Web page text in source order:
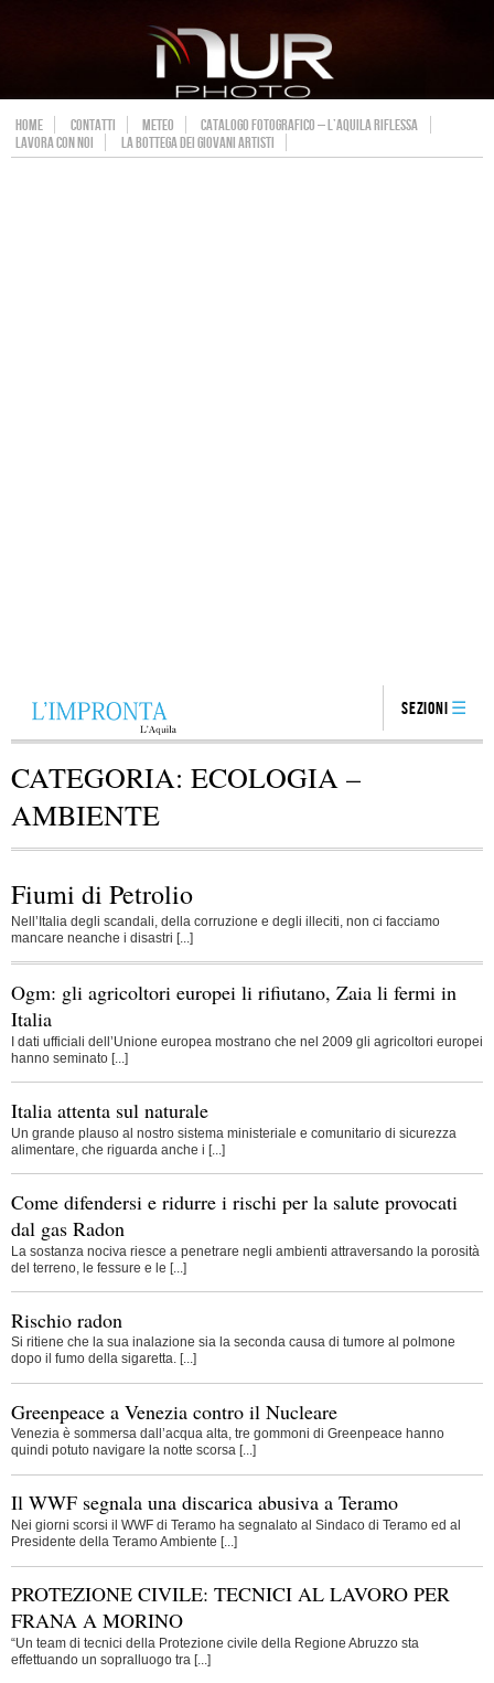
HOME CONTATTI METEO
CATALOGO FOTOGRAFICO – L’AQUILA RIFLESSA
LAVORA CON NOI
LA BOTTEGA DEI GIOVANI ARTISTI
Sezioni
CATEGORIA: ECOLOGIA –
AMBIENTE
Fiumi di Petrolio
Nell’Italia degli scandali, della corruzione e degli illeciti, non ci facciamo
mancare neanche i disastri [...]
Ogm: gli agricoltori europei li rifiutano, Zaia li fermi in
Italia
I dati ufficiali dell’Unione europea mostrano che nel 2009 gli agricoltori europei
hanno seminato [...]
Italia attenta sul naturale
Un grande plauso al nostro sistema ministeriale e comunitario di sicurezza
alimentare, che riguarda anche i [...]
Come difendersi e ridurre i rischi per la salute provocati
dal gas Radon
La sostanza nociva riesce a penetrare negli ambienti attraversando la porosità
del terreno, le fessure e le [...]
Rischio radon
Si ritiene che la sua inalazione sia la seconda causa di tumore al polmone
dopo il fumo della sigaretta. [...]
Greenpeace a Venezia contro il Nucleare
Venezia è sommersa dall’acqua alta, tre gommoni di Greenpeace hanno
quindi potuto navigare la notte scorsa [...]
Il WWF segnala una discarica abusiva a Teramo
Nei giorni scorsi il WWF di Teramo ha segnalato al Sindaco di Teramo ed al
Presidente della Teramo Ambiente [...]
PROTEZIONE CIVILE: TECNICI AL LAVORO PER
FRANA A MORINO
“Un team di tecnici della Protezione civile della Regione Abruzzo sta
effettuando un sopralluogo tra [...]